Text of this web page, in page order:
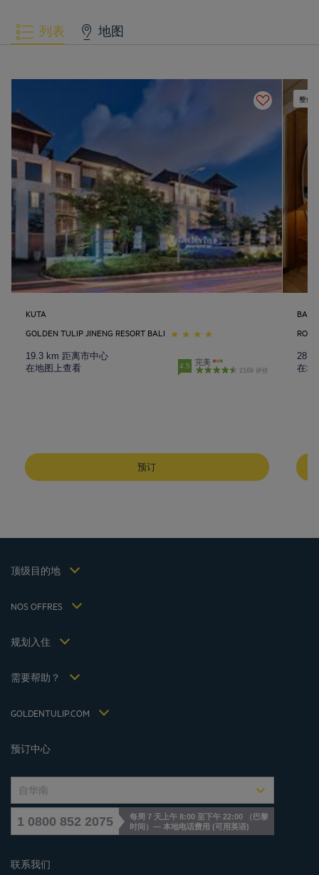
列表 地图
KUTA
GOLDEN TULIP JINENG RESORT BALI
19.3 km 距离市中心
在地图上查看
4.5 完美
2169 评价
预订
整修
BALI
28.3
在地
顶级目的地
峨嵋山酒店
昆明酒店
上海酒店
Hôtels Saint-Malo
NOS OFFRES
逍遥游优惠（含早餐）
规划入住
会议和活动
需要帮助？
常见问答
GOLDENTULIP.COM
个人数据政策
Flavours Instant Benefit 通用使用条款和条件
Politiques de taxes 2023
税收政策 2021
Jin Jiang International
预订中心
自华南
1 0800 852 2075
每周 7 天上午 8:00 至下午 22:00 （巴黎
时间）— 本地电话费用 (可用英语)
联系我们